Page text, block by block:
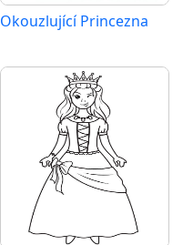
Okouzlující Princezna